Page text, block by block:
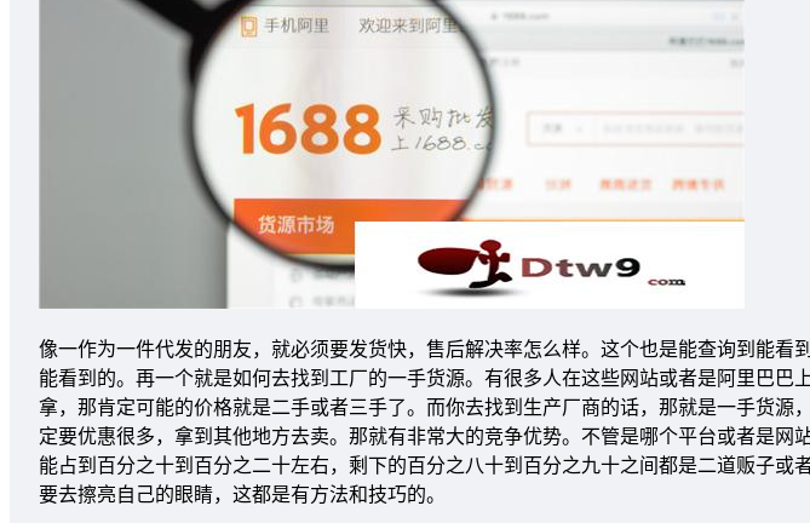
像一作为一件代发的朋友，就必须要发货快，售后解决率怎么样。这个也是能查询到能看
能看到的。再一个就是如何去找到工厂的一手货源。有很多人在这些网站或者是阿里巴巴
拿，那肯定可能的价格就是二手或者三手了。而你去找到生产厂商的话，那就是一手货源
定要优惠很多，拿到其他地方去卖。那就有非常大的竞争优势。不管是哪个平台或者是网
能占到百分之十到百分之二十左右，剩下的百分之八十到百分之九十之间都是二道贩子或
要去擦亮自己的眼睛，这都是有方法和技巧的。